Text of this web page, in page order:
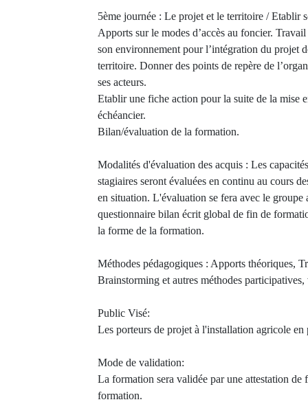
5ème journée : Le projet et le territoire / Etablir
Apports sur le modes d’accès au foncier.
son environnement pour l’intégration du projet
territoire. Donner des points de repère de
ses acteurs.
Etablir une fiche action pour la suite de la mise
échéancier.
Bilan/évaluation de la formation.
Modalités d'évaluation des acquis : Les
stagiaires seront évaluées en continu au cours
en situation. L'évaluation se fera avec le groupe
questionnaire bilan écrit global de fin de
la forme de la formation.
Méthodes pédagogiques : Apports théoriques,
Brainstorming et autres méthodes
Public Visé:
Les porteurs de projet à l'installation agricole en
Mode de validation:
La formation sera validée par une attestation de
formation.